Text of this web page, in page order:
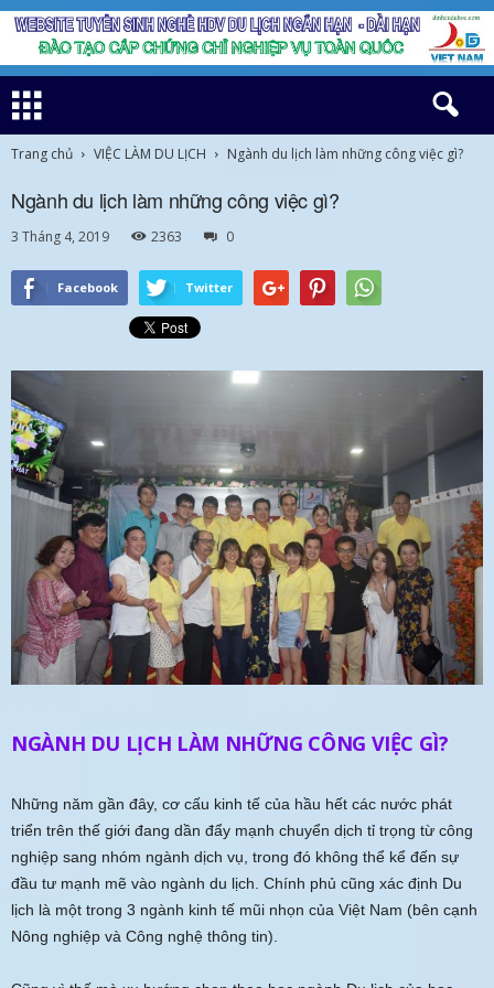
Trang chủ VIỆC LÀM DU LỊCH Ngành du lịch làm những công việc gì?
Ngành du lịch làm những công việc gì?
3 Tháng 4, 2019 2363 0
Facebook Twitter
NGÀNH DU LỊCH LÀM NHỮNG CÔNG VIỆC GÌ?
Những năm gần đây, cơ cấu kinh tế của hầu hết các nước phát
triển trên thế giới đang dần đẩy mạnh chuyển dịch tỉ trọng từ công
nghiệp sang nhóm ngành dịch vụ, trong đó không thể kể đến sự
đầu tư mạnh mẽ vào ngành du lịch. Chính phủ cũng xác định Du
lịch là một trong 3 ngành kinh tế mũi nhọn của Việt Nam (bên cạnh
Nông nghiệp và Công nghệ thông tin).